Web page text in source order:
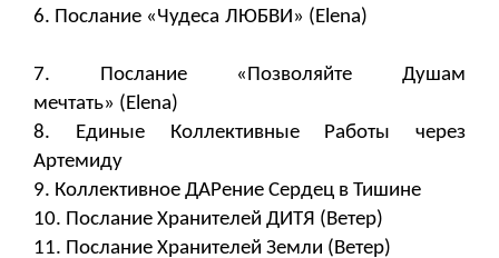
6. Послание «Чудеса ЛЮБВИ» (Elena)
7. Послание «Позволяйте Душам
мечтать» (Elena)
8. Единые Коллективные Работы через
Артемиду
9. Коллективное ДАРение Сердец в Тишине
10. Послание Хранителей ДИТЯ (Ветер)
11. Послание Хранителей Земли (Ветер)